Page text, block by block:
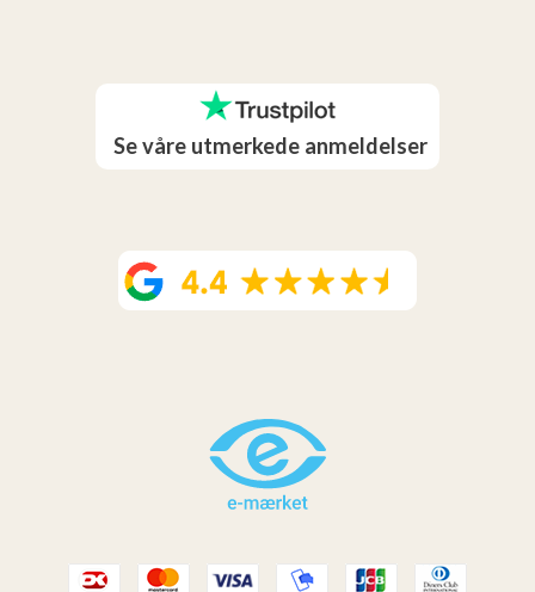
Se våre utmerkede anmeldelser